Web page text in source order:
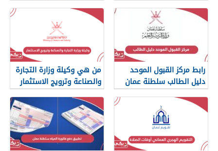
رابط مركز القبول الموحد
دليل الطالب سلطنة عمان
من هي وكيلة وزارة التجارة
والصناعة وترويج الاستثمار